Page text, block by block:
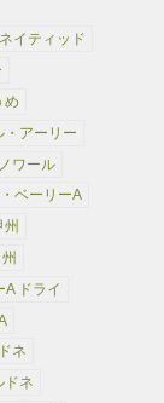
イティッド
め
アーリー
ワール
ベーリーA
州
ドライ
ネ
ドネ